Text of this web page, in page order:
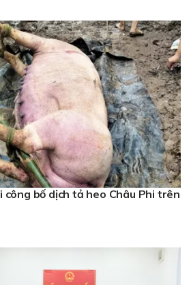
công bố dịch tả heo Châu Phi trên